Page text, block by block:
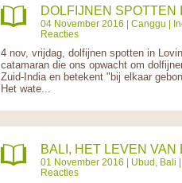
DOLFIJNEN SPOTTEN
04 November 2016 | Canggu |
Reacties
4 nov, vrijdag, dolfijnen spotten in
catamaran die ons opwacht om
Zuid-India en betekent "bij elkaar
Het wate...
BALI, HET LEVEN VAN
01 November 2016 | Ubud, Bali
Reacties